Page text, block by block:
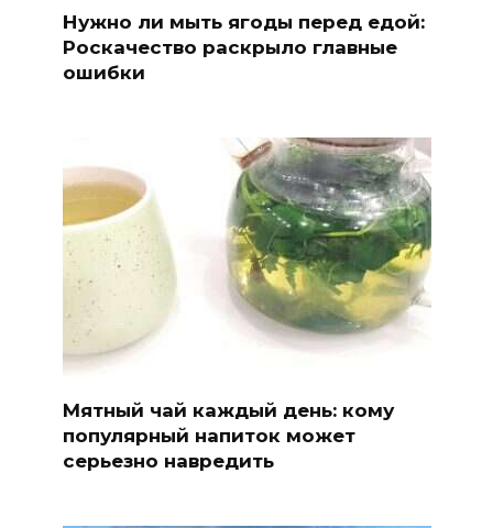
Нужно ли мыть ягоды перед едой:
Роскачество раскрыло главные
ошибки
Мятный чай каждый день: кому
популярный напиток может
серьезно навредить